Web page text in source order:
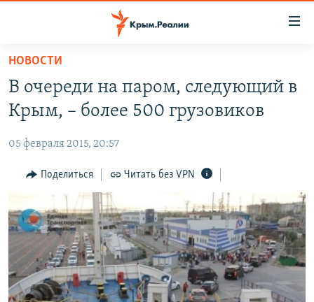
Вернуться
основному
содержанию
Вернутся
навигации
Вернутся
поиску
СПЕЦПРОЕКТЫ
КАРТА ВОЕННЫХ ОБЪЕКТОВ КРЫМА
11 ЛЕТ ОККУПАЦИИ КРЫМА. 11 ИСТОРИЙ СОПРОТИВЛЕНИЯ
ВОДА
ИСТОРИЯ
ЕЩЕ
ИНТЕРАКТИВ
ИНФОГРАФИКА
ТЕЛЕПРОЕКТ КРЫМ.РЕАЛИИ
СОВЕТЫ ПРАВОЗАЩИТНИКОВ
РАДІО СВОБОДА
КАК ОБОЙТИ БЛОКИРОВКУ
Українською
Qırımtatar
НОВОСТИ
В очереди на паром, следующий в
Крым, – более 500 грузовиков
05 февраля 2015, 20:57
Поделиться Читать без VPN